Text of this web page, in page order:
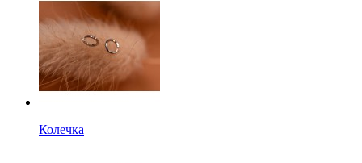
Колечка